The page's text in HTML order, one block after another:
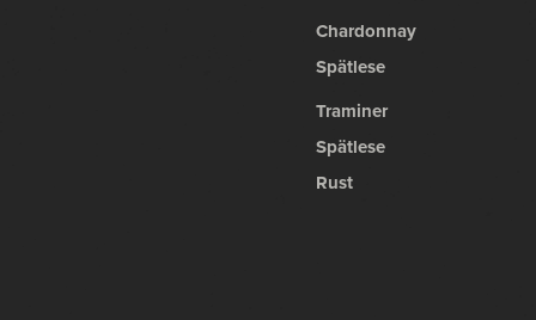
Chardonnay
Spätlese
Traminer
Spätlese
Rust